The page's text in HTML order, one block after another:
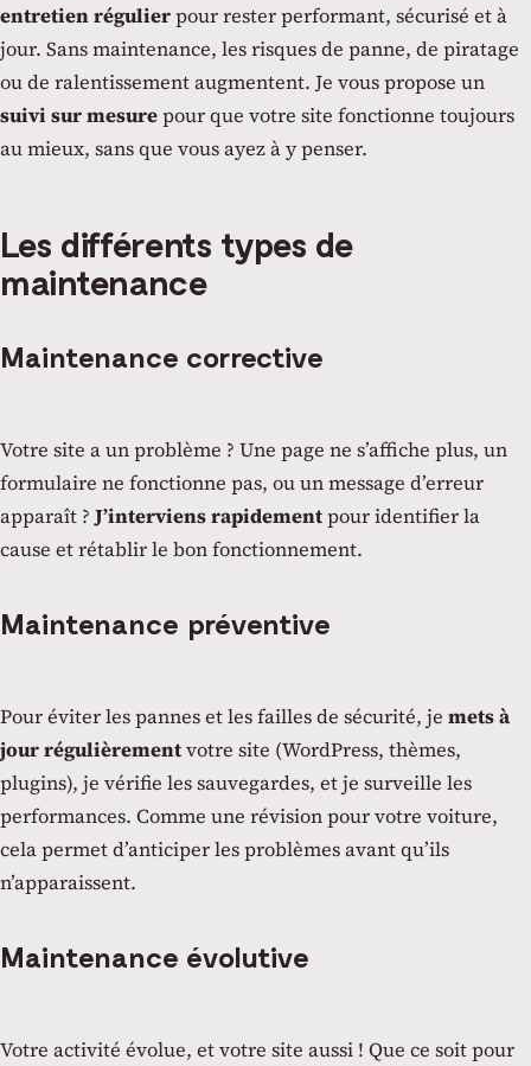
entretien régulierpour rester performant, sécurisé et à
jour. Sans maintenance, les risques de panne, de piratage
ou de ralentissement augmentent. Je vous propose un
suivi sur mesurepour que votre site fonctionne toujours
au mieux, sans que vous ayez à y penser.
Les différents types de
maintenance
Maintenance corrective
Votre site a un problème ? Une page ne s’affiche plus, un
formulaire ne fonctionne pas, ou un message d’erreur
apparaît ?J’interviens rapidementpour identifier la
cause et rétablir le bon fonctionnement.
Maintenance préventive
Pour éviter les pannes et les failles de sécurité, je mets à
jour régulièrementvotre site (WordPress, thèmes,
plugins), je vérifie les sauvegardes, et je surveille les
performances. Comme une révision pour votre voiture,
cela permet d’anticiper les problèmes avant qu’ils
n’apparaissent.
Maintenance évolutive
Votre activité évolue, et votre site aussi ! Que ce soit pour